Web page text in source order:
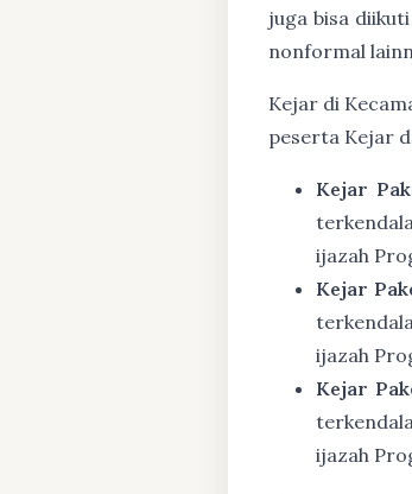
juga bisa
nonformal
Kejar di
peserta Kejar
Kejar
ijazah
Kejar
ijazah
Kejar
ijazah